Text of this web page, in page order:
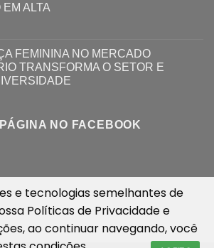
ALTA
FEMININA NO MERCADO
TRANSFORMA O SETOR E
NO FACEBOOK
e tecnologias semelhantes de
Políticas de Privacidadee
, ao continuar navegando, você